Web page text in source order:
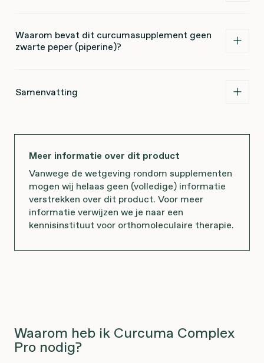
Waarom bevat dit curcumasupplement geen
zwarte peper (piperine)?
Samenvatting
Meer informatie over dit product
Vanwege de wetgeving rondom supplementen
mogen wij helaas geen (volledige) informatie
verstrekken over dit product. Voor meer
informatie verwijzen we je naar een
kennisinstituut voor orthomoleculaire therapie.
Waarom heb ik Curcuma Complex
Pro nodig?